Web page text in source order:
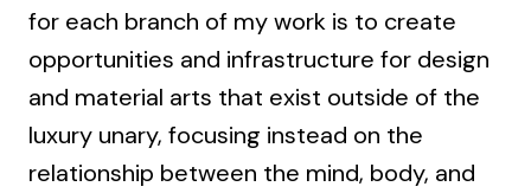
for each branch of my work is to create
opportunities and infrastructure for design
and material arts that exist outside of the
luxury unary, focusing instead on the
relationship between the mind, body, and